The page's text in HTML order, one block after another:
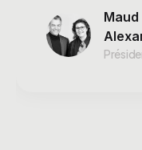
Maud